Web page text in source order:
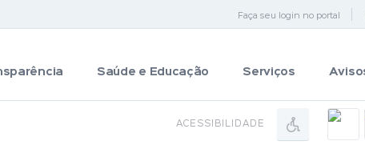
Faça seu login no portal
Saúde e Educação Serviços
ACESSIBILIDADE